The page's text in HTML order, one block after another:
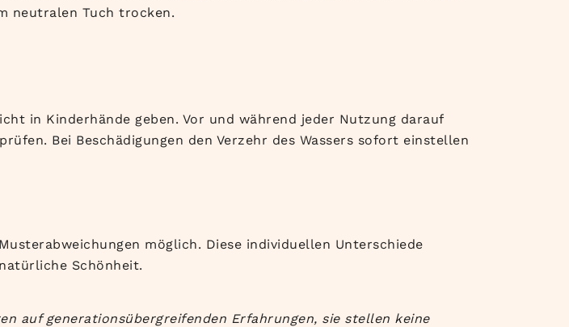
neutralen Tuch trocken.
in Kinderhände geben. Vor und während jeder Nutzung darauf
Bei Beschädigungen den Verzehr des Wassers sofort einstellen
möglich. Diese individuellen Unterschiede
Schönheit.
auf generationsübergreifenden Erfahrungen, sie stellen keine